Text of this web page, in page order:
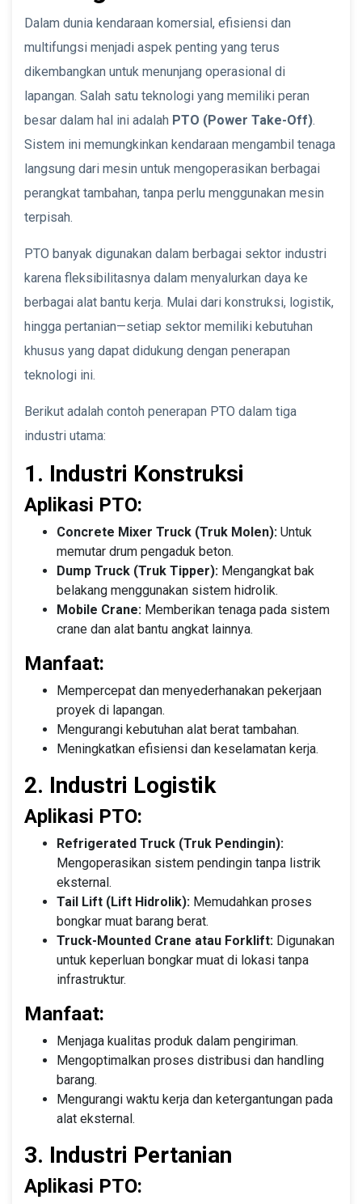
Dalam dunia kendaraan komersial, efisiensi dan
multifungsi menjadi aspek penting yang terus
dikembangkan untuk menunjang operasional di
lapangan. Salah satu teknologi yang memiliki peran
besar dalam hal ini adalah PTO (Power Take-Off).
Sistem ini memungkinkan kendaraan mengambil tenaga
langsung dari mesin untuk mengoperasikan berbagai
perangkat tambahan, tanpa perlu menggunakan mesin
terpisah.
PTO banyak digunakan dalam berbagai sektor industri
karena fleksibilitasnya dalam menyalurkan daya ke
berbagai alat bantu kerja. Mulai dari konstruksi, logistik,
hingga pertanian—setiap sektor memiliki kebutuhan
khusus yang dapat didukung dengan penerapan
teknologi ini.
Berikut adalah contoh penerapan PTO dalam tiga
industri utama:
1. Industri Konstruksi
Aplikasi PTO:
Concrete Mixer Truck (Truk Molen): Untuk
memutar drum pengaduk beton.
Dump Truck (Truk Tipper): Mengangkat bak
belakang menggunakan sistem hidrolik.
Mobile Crane: Memberikan tenaga pada sistem
crane dan alat bantu angkat lainnya.
Manfaat:
Mempercepat dan menyederhanakan pekerjaan
proyek di lapangan.
Mengurangi kebutuhan alat berat tambahan.
Meningkatkan efisiensi dan keselamatan kerja.
2. Industri Logistik
Aplikasi PTO:
Refrigerated Truck (Truk Pendingin):
Mengoperasikan sistem pendingin tanpa listrik
eksternal.
Tail Lift (Lift Hidrolik): Memudahkan proses
bongkar muat barang berat.
Truck-Mounted Crane atau Forklift: Digunakan
untuk keperluan bongkar muat di lokasi tanpa
infrastruktur.
Manfaat:
Menjaga kualitas produk dalam pengiriman.
Mengoptimalkan proses distribusi dan handling
barang.
Mengurangi waktu kerja dan ketergantungan pada
alat eksternal.
3. Industri Pertanian
Aplikasi PTO: